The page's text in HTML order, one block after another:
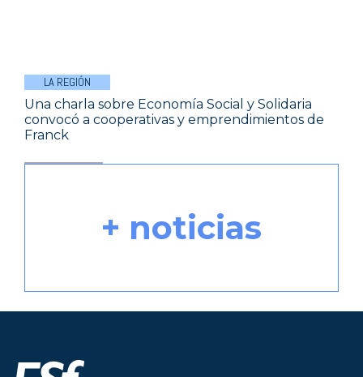
LA REGIÓN
Una charla sobre Economía Social y Solidaria
convocó a cooperativas y emprendimientos de
Franck
+ noticias